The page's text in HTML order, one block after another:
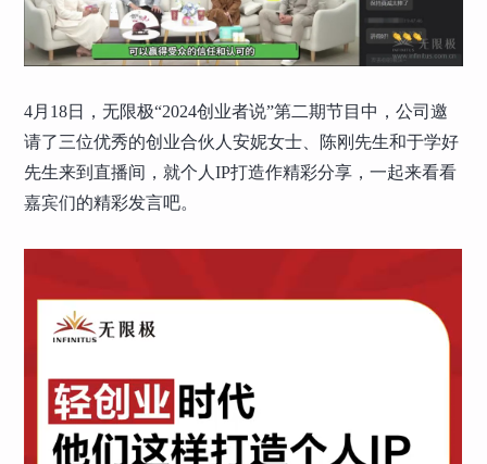
4月18日，无限极“2024创业者说”第二期节目中，公司邀
请了三位优秀的创业合伙人安妮女士、陈刚先生和于学好
先生来到直播间，就个人IP打造作精彩分享，一起来看看
嘉宾们的精彩发言吧。